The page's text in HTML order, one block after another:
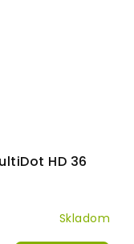
HD 36
Skladom